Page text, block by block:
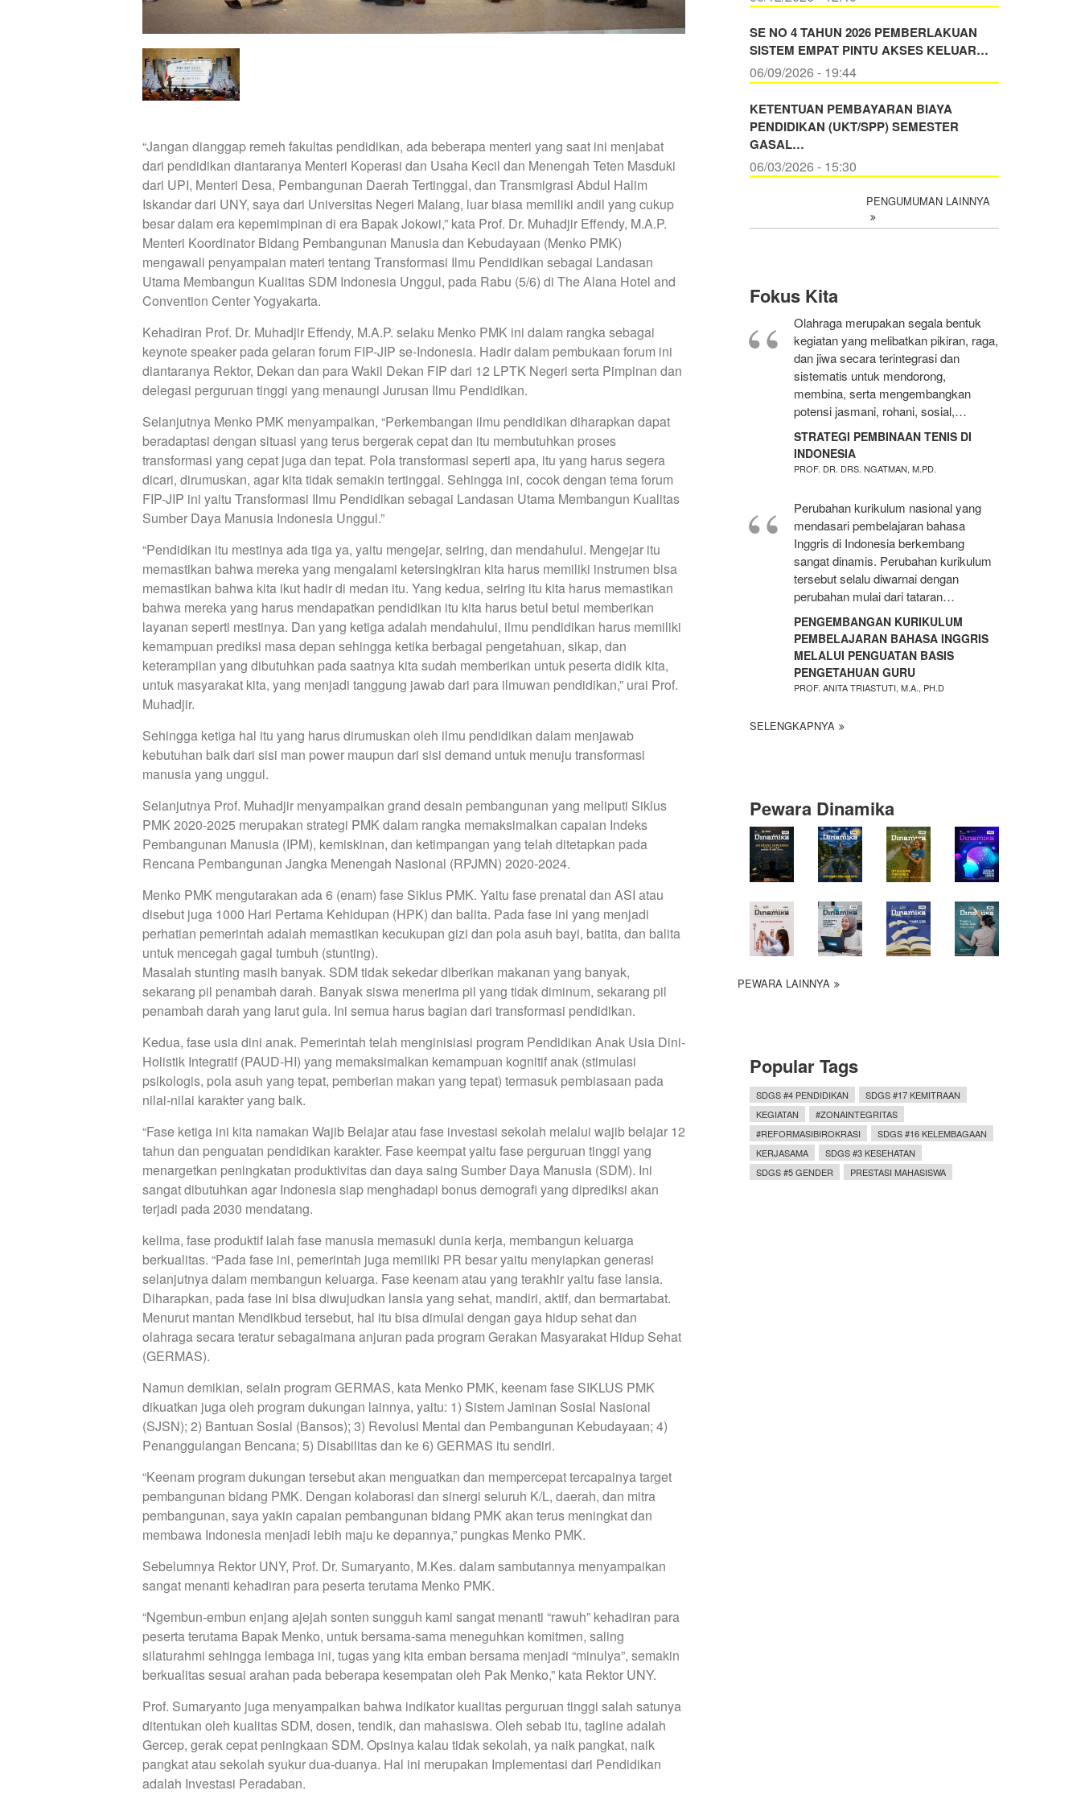
“Jangan dianggap remeh fakultas pendidikan, ada beberapa menteri yang saat ini menjabat
dari pendidikan diantaranya Menteri Koperasi dan Usaha Kecil dan Menengah Teten Masduki
dari UPI, Menteri Desa, Pembangunan Daerah Tertinggal, dan Transmigrasi Abdul Halim
Iskandar dari UNY, saya dari Universitas Negeri Malang, luar biasa memiliki andil yang cukup
besar dalam era kepemimpinan di era Bapak Jokowi,” kata Prof. Dr. Muhadjir Effendy, M.A.P.
Menteri Koordinator Bidang Pembangunan Manusia dan Kebudayaan (Menko PMK)
mengawali penyampaian materi tentang Transformasi Ilmu Pendidikan sebagai Landasan
Utama Membangun Kualitas SDM Indonesia Unggul, pada Rabu (5/6) di The Alana Hotel and
Convention Center Yogyakarta.
Kehadiran Prof. Dr. Muhadjir Effendy, M.A.P. selaku Menko PMK ini dalam rangka sebagai
keynote speaker pada gelaran forum FIP-JIP se-Indonesia. Hadir dalam pembukaan forum ini
diantaranya Rektor, Dekan dan para Wakil Dekan FIP dari 12 LPTK Negeri serta Pimpinan dan
delegasi perguruan tinggi yang menaungi Jurusan Ilmu Pendidikan.
Selanjutnya Menko PMK menyampaikan, “Perkembangan ilmu pendidikan diharapkan dapat
beradaptasi dengan situasi yang terus bergerak cepat dan itu membutuhkan proses
transformasi yang cepat juga dan tepat. Pola transformasi seperti apa, itu yang harus segera
dicari, dirumuskan, agar kita tidak semakin tertinggal. Sehingga ini, cocok dengan tema forum
FIP-JIP ini yaitu Transformasi Ilmu Pendidikan sebagai Landasan Utama Membangun Kualitas
Sumber Daya Manusia Indonesia Unggul.”
“Pendidikan itu mestinya ada tiga ya, yaitu mengejar, seiring, dan mendahului. Mengejar itu
memastikan bahwa mereka yang mengalami ketersingkiran kita harus memiliki instrumen bisa
memastikan bahwa kita ikut hadir di medan itu. Yang kedua, seiring itu kita harus memastikan
bahwa mereka yang harus mendapatkan pendidikan itu kita harus betul betul memberikan
layanan seperti mestinya. Dan yang ketiga adalah mendahului, ilmu pendidikan harus memiliki
kemampuan prediksi masa depan sehingga ketika berbagai pengetahuan, sikap, dan
keterampilan yang dibutuhkan pada saatnya kita sudah memberikan untuk peserta didik kita,
untuk masyarakat kita, yang menjadi tanggung jawab dari para ilmuwan pendidikan,” urai Prof.
Muhadjir.
Sehingga ketiga hal itu yang harus dirumuskan oleh ilmu pendidikan dalam menjawab
kebutuhan baik dari sisi man power maupun dari sisi demand untuk menuju transformasi
manusia yang unggul.
Selanjutnya Prof. Muhadjir menyampaikan grand desain pembangunan yang meliputi Siklus
PMK 2020-2025 merupakan strategi PMK dalam rangka memaksimalkan capaian Indeks
Pembangunan Manusia (IPM), kemiskinan, dan ketimpangan yang telah ditetapkan pada
Rencana Pembangunan Jangka Menengah Nasional (RPJMN) 2020-2024.
Menko PMK mengutarakan ada 6 (enam) fase Siklus PMK. Yaitu fase prenatal dan ASI atau
disebut juga 1000 Hari Pertama Kehidupan (HPK) dan balita. Pada fase ini yang menjadi
perhatian pemerintah adalah memastikan kecukupan gizi dan pola asuh bayi, batita, dan balita
untuk mencegah gagal tumbuh (stunting).
Masalah stunting masih banyak. SDM tidak sekedar diberikan makanan yang banyak,
sekarang pil penambah darah. Banyak siswa menerima pil yang tidak diminum, sekarang pil
penambah darah yang larut gula. Ini semua harus bagian dari transformasi pendidikan.
Kedua, fase usia dini anak. Pemerintah telah menginisiasi program Pendidikan Anak Usia Dini-
Holistik Integratif (PAUD-HI) yang memaksimalkan kemampuan kognitif anak (stimulasi
psikologis, pola asuh yang tepat, pemberian makan yang tepat) termasuk pembiasaan pada
nilai-nilai karakter yang baik.
“Fase ketiga ini kita namakan Wajib Belajar atau fase investasi sekolah melalui wajib belajar 12
tahun dan penguatan pendidikan karakter. Fase keempat yaitu fase perguruan tinggi yang
menargetkan peningkatan produktivitas dan daya saing Sumber Daya Manusia (SDM). Ini
sangat dibutuhkan agar Indonesia siap menghadapi bonus demografi yang diprediksi akan
terjadi pada 2030 mendatang.
kelima, fase produktif ialah fase manusia memasuki dunia kerja, membangun keluarga
berkualitas. “Pada fase ini, pemerintah juga memiliki PR besar yaitu menyiapkan generasi
selanjutnya dalam membangun keluarga. Fase keenam atau yang terakhir yaitu fase lansia.
Diharapkan, pada fase ini bisa diwujudkan lansia yang sehat, mandiri, aktif, dan bermartabat.
Menurut mantan Mendikbud tersebut, hal itu bisa dimulai dengan gaya hidup sehat dan
olahraga secara teratur sebagaimana anjuran pada program Gerakan Masyarakat Hidup Sehat
(GERMAS).
Namun demikian, selain program GERMAS, kata Menko PMK, keenam fase SIKLUS PMK
dikuatkan juga oleh program dukungan lainnya, yaitu: 1) Sistem Jaminan Sosial Nasional
(SJSN); 2) Bantuan Sosial (Bansos); 3) Revolusi Mental dan Pembangunan Kebudayaan; 4)
Penanggulangan Bencana; 5) Disabilitas dan ke 6) GERMAS itu sendiri.
“Keenam program dukungan tersebut akan menguatkan dan mempercepat tercapainya target
pembangunan bidang PMK. Dengan kolaborasi dan sinergi seluruh K/L, daerah, dan mitra
pembangunan, saya yakin capaian pembangunan bidang PMK akan terus meningkat dan
membawa Indonesia menjadi lebih maju ke depannya,” pungkas Menko PMK.
Sebelumnya Rektor UNY, Prof. Dr. Sumaryanto, M.Kes. dalam sambutannya menyampaikan
sangat menanti kehadiran para peserta terutama Menko PMK.
“Ngembun-embun enjang ajejah sonten sungguh kami sangat menanti “rawuh” kehadiran para
peserta terutama Bapak Menko, untuk bersama-sama meneguhkan komitmen, saling
silaturahmi sehingga lembaga ini, tugas yang kita emban bersama menjadi “minulya”, semakin
berkualitas sesuai arahan pada beberapa kesempatan oleh Pak Menko,” kata Rektor UNY.
Prof. Sumaryanto juga menyampaikan bahwa indikator kualitas perguruan tinggi salah satunya
ditentukan oleh kualitas SDM, dosen, tendik, dan mahasiswa. Oleh sebab itu, tagline adalah
Gercep, gerak cepat peningkaan SDM. Opsinya kalau tidak sekolah, ya naik pangkat, naik
pangkat atau sekolah syukur dua-duanya. Hal ini merupakan Implementasi dari Pendidikan
adalah Investasi Peradaban.
SE NO 4 TAHUN 2026 PEMBERLAKUAN
SISTEM EMPAT PINTU AKSES KELUAR…
06/09/2026 - 19:44
KETENTUAN PEMBAYARAN BIAYA
PENDIDIKAN (UKT/SPP) SEMESTER
GASAL…
06/03/2026 - 15:30
PENGUMUMAN LAINNYA
Fokus Kita
Olahraga merupakan segala bentuk
kegiatan yang melibatkan pikiran, raga,
dan jiwa secara terintegrasi dan
sistematis untuk mendorong,
membina, serta mengembangkan
potensi jasmani, rohani, sosial,…
STRATEGI PEMBINAAN TENIS DI
INDONESIA
PROF. DR. DRS. NGATMAN, M.PD.
Perubahan kurikulum nasional yang
mendasari pembelajaran bahasa
Inggris di Indonesia berkembang
sangat dinamis. Perubahan kurikulum
tersebut selalu diwarnai dengan
perubahan mulai dari tataran…
PENGEMBANGAN KURIKULUM
PEMBELAJARAN BAHASA INGGRIS
MELALUI PENGUATAN BASIS
PENGETAHUAN GURU
PROF. ANITA TRIASTUTI, M.A., PH.D
SELENGKAPNYA
Pewara Dinamika
PEWARA LAINNYA
Popular Tags
SDGS #4 PENDIDIKAN
SDGS #17 KEMITRAAN
KEGIATAN
#ZONAINTEGRITAS
#REFORMASIBIROKRASI
SDGS #16 KELEMBAGAAN
KERJASAMA
SDGS #3 KESEHATAN
SDGS #5 GENDER
PRESTASI MAHASISWA